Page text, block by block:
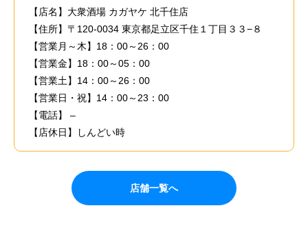
【店名】大衆酒場 カガヤケ 北千住店
【住所】 〒120-0034 東京都足立区千住１丁目３３−８
【営業月～木】18：00～26：00
【営業金】18：00～05：00
【営業土】14：00～26：00
【営業日・祝】14：00～23：00
【電話】 –
【店休日】しんどい時
店舗一覧へ